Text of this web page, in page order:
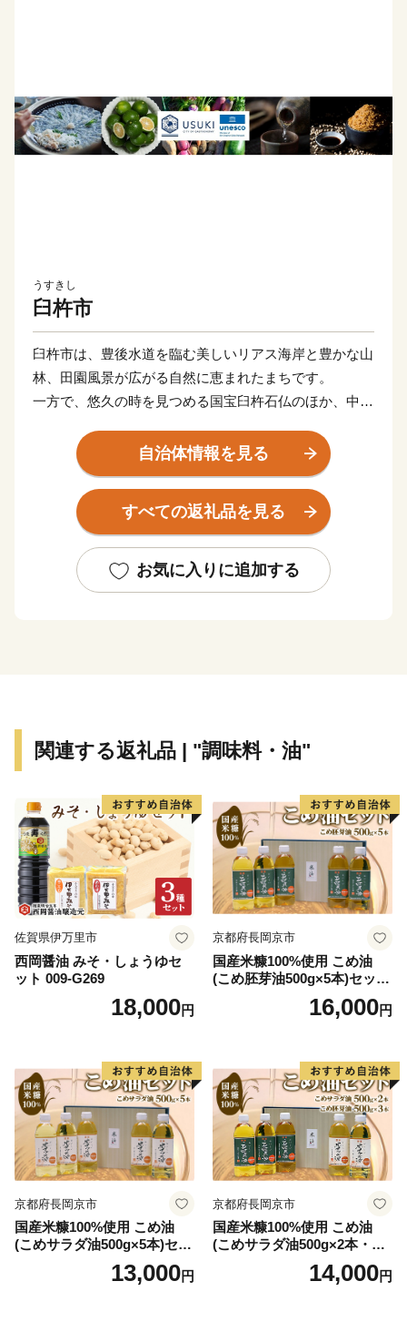
うすきし
臼杵市
臼杵市は、豊後水道を臨む美しいリアス海岸と豊かな山
林、田園風景が広がる自然に恵まれたまちです。
一方で、悠久の時を見つめる国宝臼杵石仏のほか、中世
を馳せ、今も武家屋敷などの風情を留める歴史と文化薫
る城下町でもあります。
伝統を大切にする臼杵人気質は、豊かな食文化の魅力と
相まって、「日本の心が息づく」癒しのまちとして旅人
自治体情報を見る
すべての返礼品を見る
お気に入りに追加する
関連する返礼品 | "調味料・油"
佐賀県伊万里市
西岡醤油 みそ・しょうゆセ
ット 009-G269
18,000円
京都府長岡京市
国産米糠100%使用 こめ油
(こめ胚芽油500g×5本)セット
16,000円
京都府長岡京市
国産米糠100%使用 こめ油
(こめサラダ油500g×5本)セッ
13,000円
京都府長岡京市
国産米糠100%使用 こめ油
(こめサラダ油500g×2本・こ
め胚芽油500g×3本)セット [1
14,000円